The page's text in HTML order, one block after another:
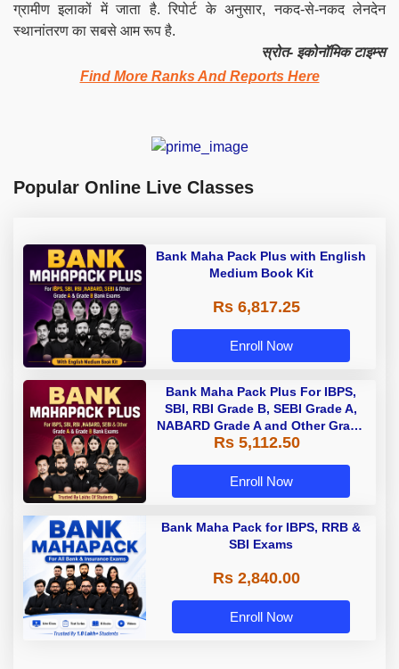
ग्रामीण इलाकों में जाता है. रिपोर्ट के अनुसार, नकद-से-नकद लेनदेन
स्थानांतरण का सबसे आम रूप है.
स्रोत- इकोनॉमिक टाइम्स
Find More Ranks And Reports Here
Popular Online Live Classes
Bank Maha Pack Plus with English
Medium Book Kit
Rs 6,817.25
Enroll Now
Bank Maha Pack Plus For IBPS,
SBI, RBI Grade B, SEBI Grade A,
NABARD Grade A and Other Grade
A & Grade B Bank Exams
Rs 5,112.50
Enroll Now
Bank Maha Pack for IBPS, RRB &
SBI Exams
Rs 2,840.00
Enroll Now